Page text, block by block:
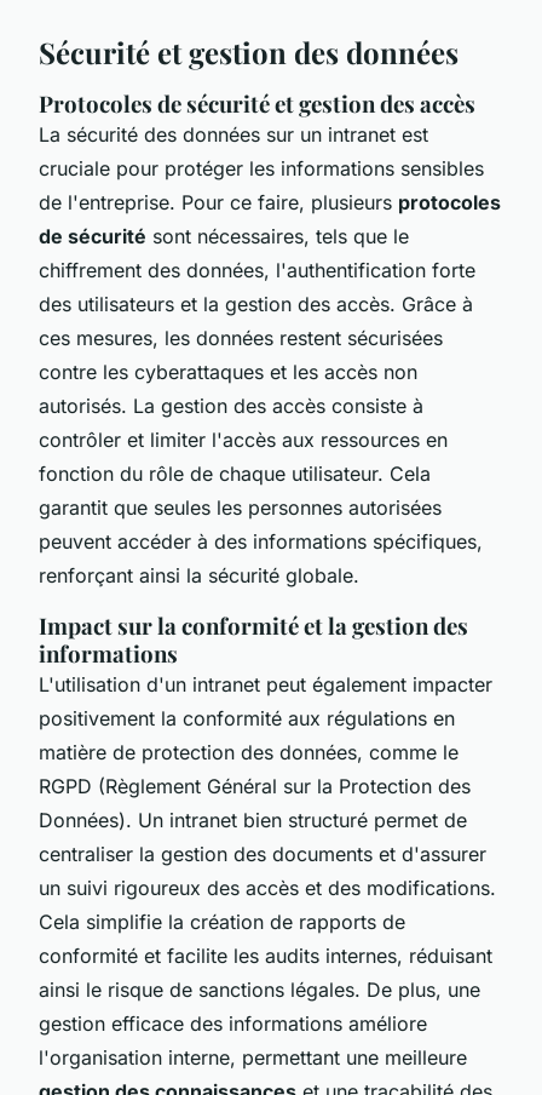
Sécurité et gestion des données
Protocoles de sécurité et gestion des accès
La sécurité des données sur un intranet est
cruciale pour protéger les informations sensibles
de l'entreprise. Pour ce faire, plusieurs protocoles
de sécurité sont nécessaires, tels que le
chiffrement des données, l'authentification forte
des utilisateurs et la gestion des accès. Grâce à
ces mesures, les données restent sécurisées
contre les cyberattaques et les accès non
autorisés. La gestion des accès consiste à
contrôler et limiter l'accès aux ressources en
fonction du rôle de chaque utilisateur. Cela
garantit que seules les personnes autorisées
peuvent accéder à des informations spécifiques,
renforçant ainsi la sécurité globale.
Impact sur la conformité et la gestion des
informations
L'utilisation d'un intranet peut également impacter
positivement la conformité aux régulations en
matière de protection des données, comme le
RGPD (Règlement Général sur la Protection des
Données). Un intranet bien structuré permet de
centraliser la gestion des documents et d'assurer
un suivi rigoureux des accès et des modifications.
Cela simplifie la création de rapports de
conformité et facilite les audits internes, réduisant
ainsi le risque de sanctions légales. De plus, une
gestion efficace des informations améliore
l'organisation interne, permettant une meilleure